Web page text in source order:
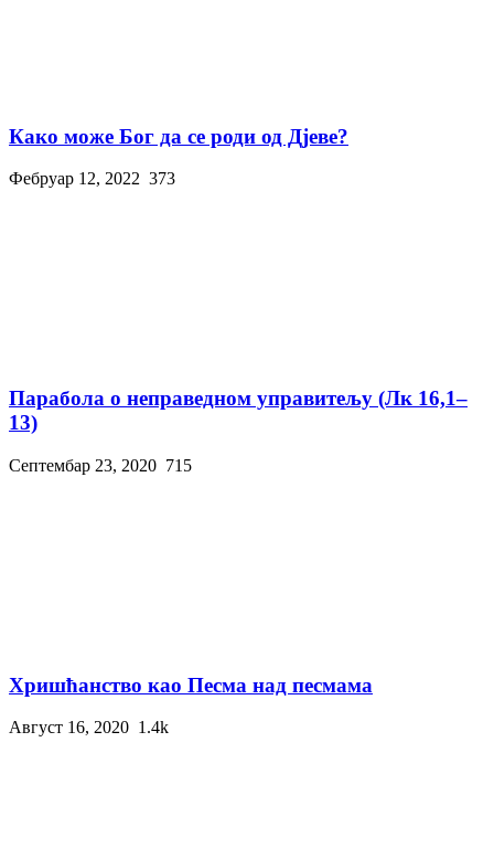
Како може Бог да се роди од Дјеве?
Фебруар 12, 2022 373
Парабола о неправедном управитељу (Лк 16,1–
13)
Септембар 23, 2020 715
Хришћанство као Песма над песмама
Август 16, 2020 1.4k